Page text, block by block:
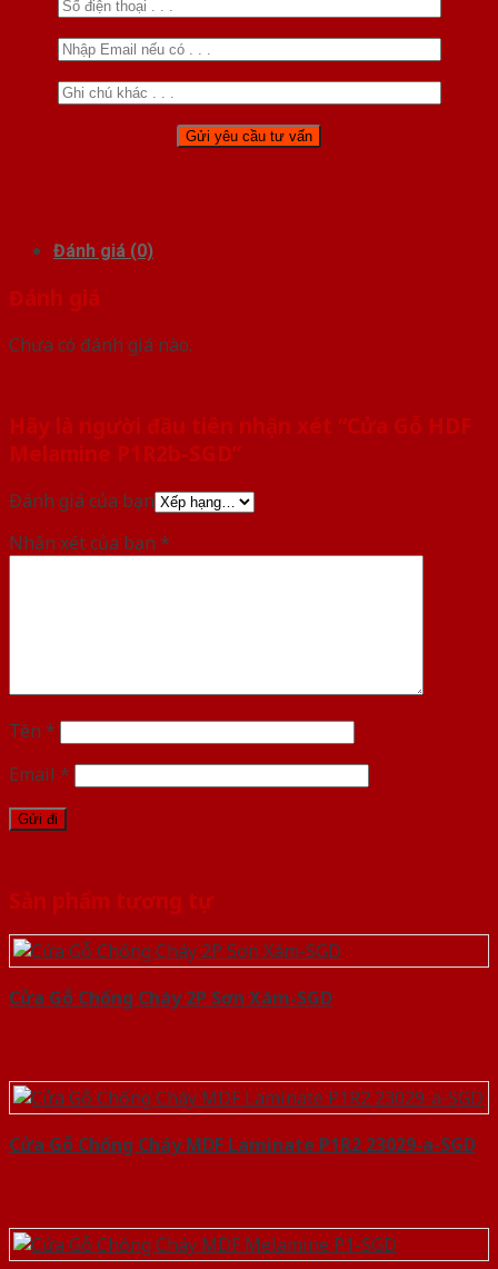
Đánh giá (0)
Đánh giá
Chưa có đánh giá nào.
Hãy là người đầu tiên nhận xét “Cửa Gỗ HDF
Melamine P1R2b-SGD”
Đánh giá của bạn
Nhận xét của bạn *
Tên *
Email *
Sản phẩm tương tự
Cửa Gỗ Chống Cháy 2P Sơn Xám-SGD
Cửa Gỗ Chống Cháy MDF Laminate P1R2 23029-a-SGD